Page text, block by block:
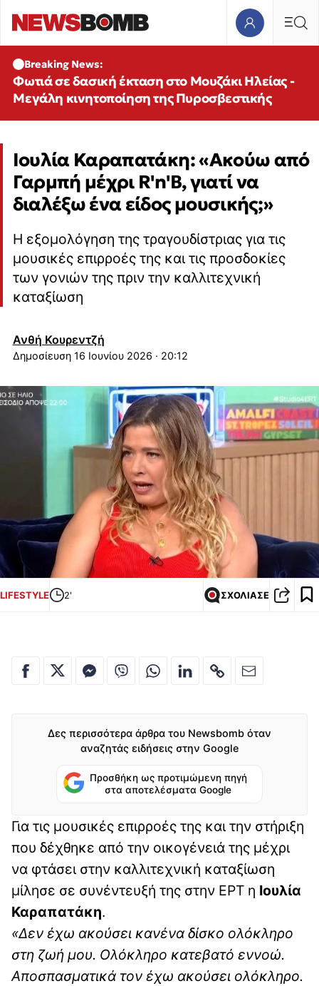
Breaking News:
Φωτιά σε δασική έκταση στο Μουζάκι Ηλείας -
Μεγάλη κινητοποίηση της Πυροσβεστικής
Ιουλία Καραπατάκη: «Ακούω από
Γαρμπή μέχρι R'n'B, γιατί να
διαλέξω ένα είδος μουσικής;»
Η εξομολόγηση της τραγουδίστριας για τις
μουσικές επιρροές της και τις προσδοκίες
των γονιών της πριν την καλλιτεχνική
καταξίωση
Ανθή Κουρεντζή
16 Ιουνίου 2026 · 20:12
LIFESTYLE 2' ΣΧΟΛΙΑΣΕ
Δες περισσότερα άρθρα του Newsbomb όταν
αναζητάς ειδήσεις στην Google
Προσθήκη ως προτιμώμενη πηγή
στα αποτελέσματα Google
Για τις μουσικές επιρροές της και την στήριξη
που δέχθηκε από την οικογένειά της μέχρι
να φτάσει στην καλλιτεχνική καταξίωση
μίλησε σε συνέντευξή της στην ΕΡΤ η Ιουλία
Καραπατάκη.
«Δεν έχω ακούσει κανένα δίσκο ολόκληρο
στη ζωή μου. Ολόκληρο κατεβατό εννοώ.
Αποσπασματικά τον έχω ακούσει ολόκληρο.